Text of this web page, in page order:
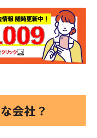
会社？